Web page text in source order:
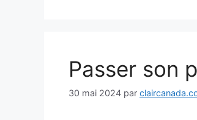
Passer son
30 mai 2024 par